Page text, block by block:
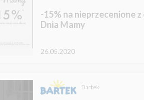
-15% na nieprzecenione z
Dnia Mamy
26.05.2020
Bartek